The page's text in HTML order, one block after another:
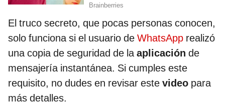
El truco secreto, que pocas personas conocen,
solo funciona si el usuario de WhatsApp realizó
una copia de seguridad de laaplicación de
mensajería instantánea. Si cumples este
requisito, no dudes en revisar este video para
más detalles.